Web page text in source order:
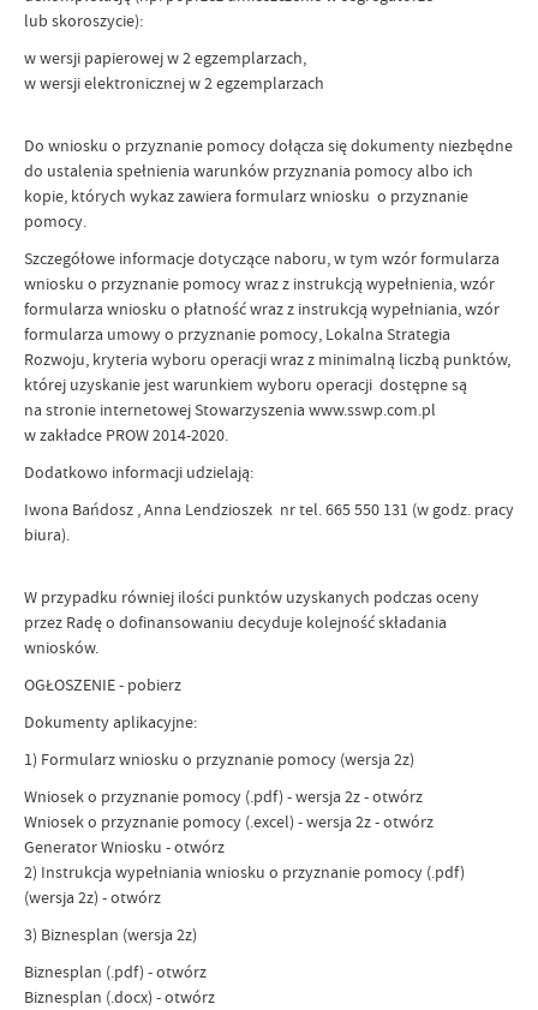
lub skoroszycie):
w wersji papierowej w 2 egzemplarzach,
w wersji elektronicznej w 2 egzemplarzach
Do wniosku o przyznanie pomocy dołącza się dokumenty niezbędne
do ustalenia spełnienia warunków przyznania pomocy albo ich
kopie, których wykaz zawiera formularz wniosku o przyznanie
pomocy.
Szczegółowe informacje dotyczące naboru, w tym wzór formularza
wniosku o przyznanie pomocy wraz z instrukcją wypełnienia, wzór
formularza wniosku o płatność wraz z instrukcją wypełniania, wzór
formularza umowy o przyznanie pomocy, Lokalna Strategia
Rozwoju, kryteria wyboru operacji wraz z minimalną liczbą punktów,
której uzyskanie jest warunkiem wyboru operacji dostępne są
na stronie internetowej Stowarzyszenia www.sswp.com.pl
w zakładce PROW 2014-2020.
Dodatkowo informacji udzielają:
Iwona Bańdosz , Anna Lendzioszek nr tel. 665 550 131 (w godz. pracy
biura).
W przypadku równiej ilości punktów uzyskanych podczas oceny
przez Radę o dofinansowaniu decyduje kolejność składania
wniosków.
OGŁOSZENIE - pobierz
Dokumenty aplikacyjne:
1) Formularz wniosku o przyznanie pomocy (wersja 2z)
Wniosek o przyznanie pomocy (.pdf) - wersja 2z - otwórz
Wniosek o przyznanie pomocy (.excel) - wersja 2z - otwórz
Generator Wniosku - otwórz
2) Instrukcja wypełniania wniosku o przyznanie pomocy (.pdf)
(wersja 2z) - otwórz
3) Biznesplan (wersja 2z)
Biznesplan (.pdf) - otwórz
Biznesplan (.docx) - otwórz